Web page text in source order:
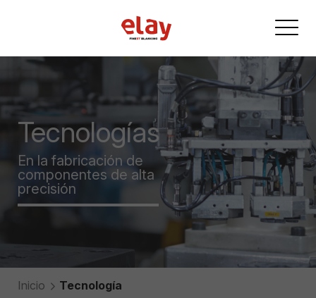
Tecnologías
En la fabricación de
componentes de alta
precisión
Inicio Tecnología